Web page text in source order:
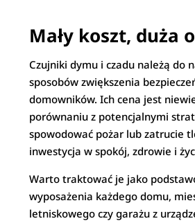
Mały koszt, duża
Czujniki dymu i czadu należą do
sposobów zwiększenia
domowników. Ich cena jest
porównaniu z potencjalnymi
spowodować pożar lub zatrucie
inwestycja w spokój, zdrowie i
Warto traktować je jako
wyposażenia każdego domu,
letniskowego czy garażu z